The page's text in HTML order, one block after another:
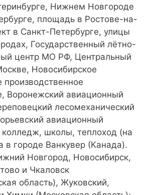
Нижнем Новгороде
площадь в Ростове-на-
в Санкт-Петербурге, улицы
Государственный лётно-
центр МО РФ, Центральный
Новосибирское
производственное
Воронежский авиационный
лесомеханический
авиационный
колледж, школы, теплоход (на
в городе Ванкувер (Канада).
Новгород, Новосибирск,
и Чкаловск
область), Жуковский,